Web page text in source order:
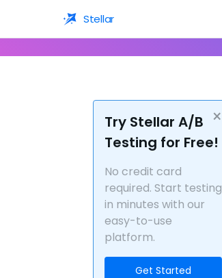
Stellar
×
Try Stellar A/B
Testing for Free!
No credit card
required. Start testing
in minutes with our
easy-to-use
platform.
Get Started